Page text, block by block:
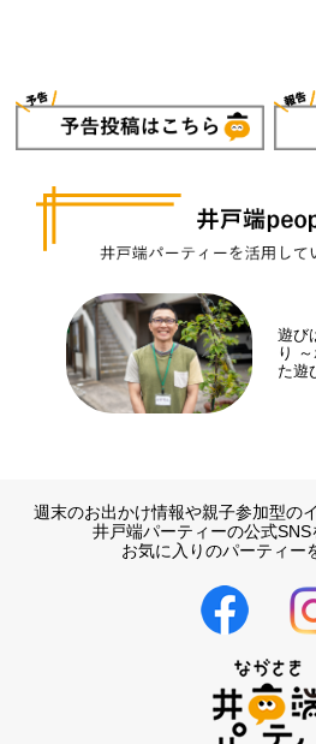
遊び
り
た遊
週末のお出かけ情報や親子参加型の
井戸端パーティーの公式SNS
お気に入りのパーティー